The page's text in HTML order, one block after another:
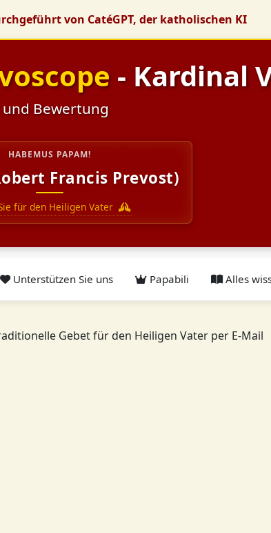
von CatéGPT, der katholischen KI
- Kardinal
Bewertung
HABEMUS PAPAM!
Francis Prevost)
für den Heiligen Vater
Unterstützen Sie uns Papabili Alles
Gebet für den Heiligen Vater per E-Mail